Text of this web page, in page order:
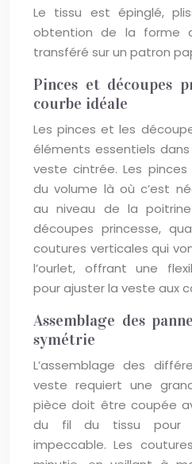
Le tissu est épinglé,
obtention de la forme
transféré sur un patron
Pinces et découpes
courbe idéale
Les pinces et les
éléments essentiels
veste cintrée. Les
du volume là où c’est
au niveau de la
découpes princesse,
coutures verticales qui
l’ourlet, offrant une
pour ajuster la veste aux
Assemblage des
symétrie
L’assemblage des
veste requiert une
pièce doit être coupée
du fil du tissu pour
impeccable. Les